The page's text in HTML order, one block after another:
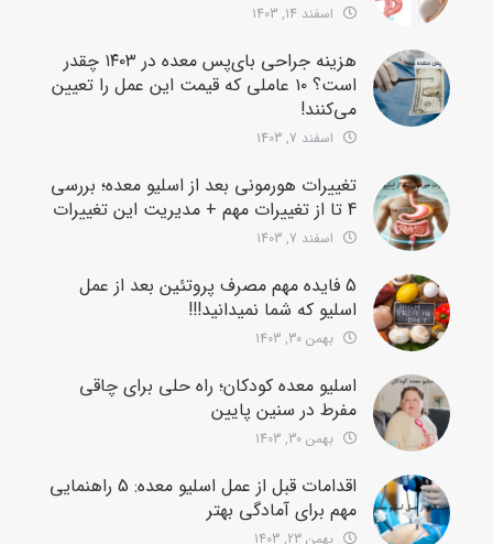
اسفند 14, 1403
هزینه جراحی بای‌پس معده در ۱۴۰۳ چقدر
است؟ ۱۰ عاملی که قیمت این عمل را تعیین
می‌کنند!
اسفند 7, 1403
تغییرات هورمونی بعد از اسلیو معده؛ بررسی
4 تا از تغییرات مهم + مدیریت این تغییرات
اسفند 7, 1403
5 فایده مهم مصرف پروتئین بعد از عمل
اسلیو که شما نمیدانید!!!
بهمن 30, 1403
اسلیو معده کودکان؛ راه حلی برای چاقی
مفرط در سنین پایین
بهمن 30, 1403
اقدامات قبل از عمل اسلیو معده: 5 راهنمایی
مهم برای آمادگی بهتر
بهمن 23, 1403